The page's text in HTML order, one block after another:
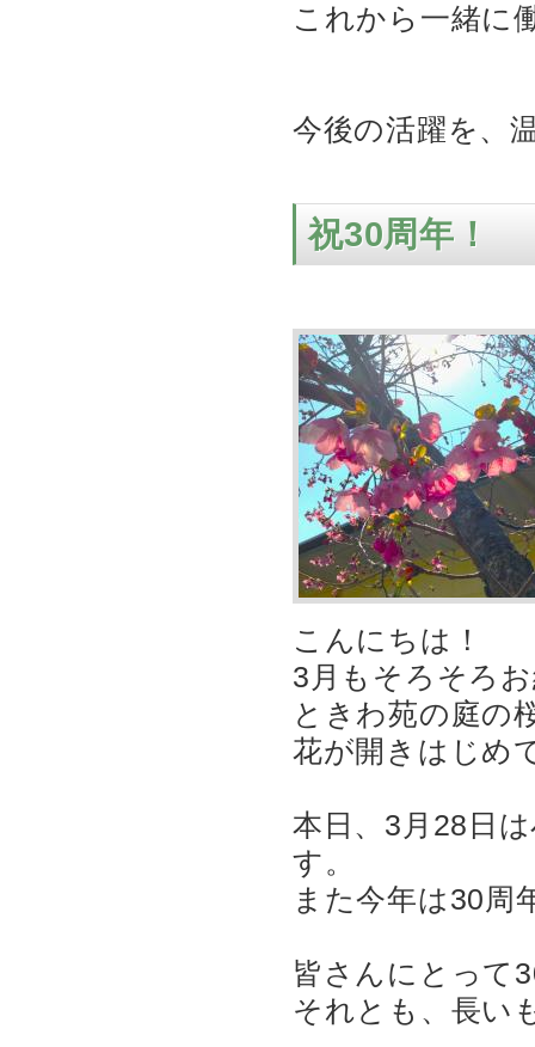
これから一緒に
今後の活躍を、
祝30周年！
こんにちは！
3月もそろそろ
ときわ苑の庭の
花が開きはじめ
本日、3月28日
す。
また今年は30周
皆さんにとって
それとも、長い